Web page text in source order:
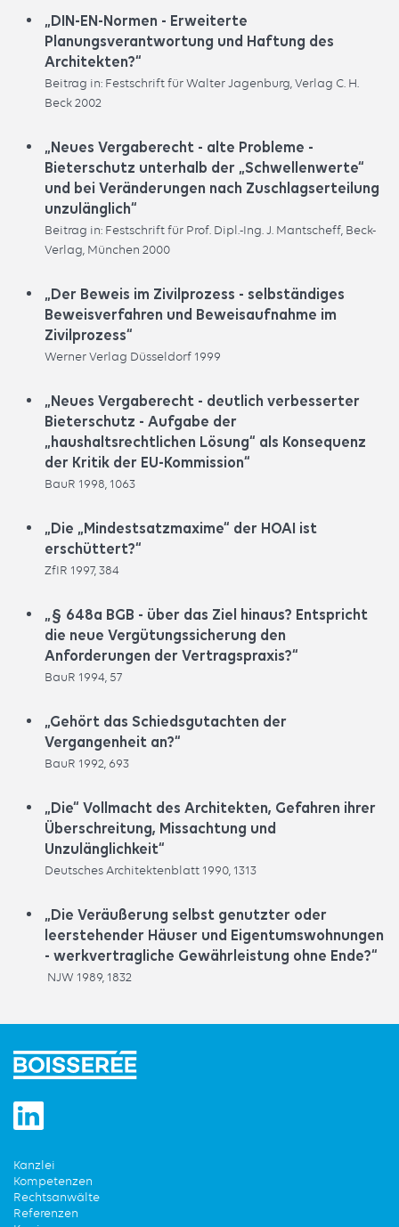
„DIN-EN-Normen - Erweiterte
Planungsverantwortung und Haftung des
Architekten?“
Beitrag in: Festschrift für Walter Jagenburg, Verlag C. H.
Beck 2002
„Neues Vergaberecht - alte Probleme -
Bieterschutz unterhalb der „Schwellenwerte“
und bei Veränderungen nach Zuschlagserteilung
unzulänglich“
Beitrag in: Festschrift für Prof. Dipl.-Ing. J. Mantscheff, Beck-
Verlag, München 2000
„Der Beweis im Zivilprozess - selbständiges
Beweisverfahren und Beweisaufnahme im
Zivilprozess“
Werner Verlag Düsseldorf 1999
„Neues Vergaberecht - deutlich verbesserter
Bieterschutz - Aufgabe der
„haushaltsrechtlichen Lösung“ als Konsequenz
der Kritik der EU-Kommission“
BauR 1998, 1063
„Die „Mindestsatzmaxime“ der HOAI ist
erschüttert?“
ZfIR 1997, 384
„§ 648a BGB - über das Ziel hinaus? Entspricht
die neue Vergütungssicherung den
Anforderungen der Vertragspraxis?“
BauR 1994, 57
„Gehört das Schiedsgutachten der
Vergangenheit an?“
BauR 1992, 693
„Die“ Vollmacht des Architekten, Gefahren ihrer
Überschreitung, Missachtung und
Unzulänglichkeit“
Deutsches Architektenblatt 1990, 1313
„Die Veräußerung selbst genutzter oder
leerstehender Häuser und Eigentumswohnungen
- werkvertragliche Gewährleistung ohne Ende?“
NJW 1989, 1832
Kanzlei
Kompetenzen
Rechtsanwälte
Referenzen